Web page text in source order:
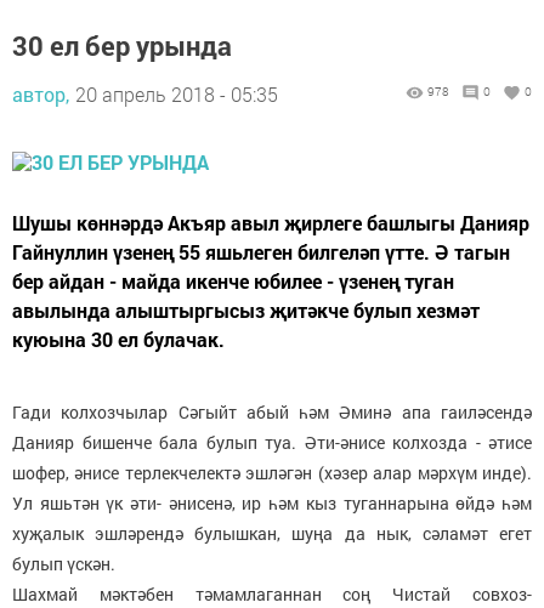
30 ел бер урында
автор, 20 апрель 2018 - 05:35 978 0 0
Шушы көннәрдә Акъяр авыл җирлеге башлыгы Данияр
Гайнуллин үзенең 55 яшьлеген билгеләп үтте. Ә тагын
бер айдан - майда икенче юбилее - үзенең туган
авылында алыштыргысыз җитәкче булып хезмәт
куюына 30 ел булачак.
Гади колхозчылар Сәгыйт абый һәм Әминә апа гаиләсендә
Данияр бишенче бала булып туа. Әти-әнисе колхозда - әтисе
шофер, әнисе терлекчелектә эшләгән (хәзер алар мәрхүм инде).
Ул яшьтән үк әти- әнисенә, ир һәм кыз туганнарына өйдә һәм
хуҗалык эшләрендә булышкан, шуңа да нык, сәламәт егет
булып үскән.
Шахмай мәктәбен тәмамлаганнан соң Чистай совхоз-